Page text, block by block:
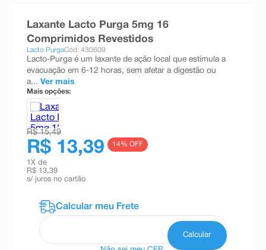
Laxante Lacto Purga 5mg 16
Comprimidos Revestidos
Lacto PurgaCód: 430609
Lacto-Purga é um laxante de ação local que estimula a
evacuação em 6-12 horas, sem afetar a digestão ou
a... Ver mais
Mais opções:
R$ 15,49
R$ 13,39 14% OFF
1 X de
R$ 13,39
s/ juros no cartão
esmalte
10ºabsorvente